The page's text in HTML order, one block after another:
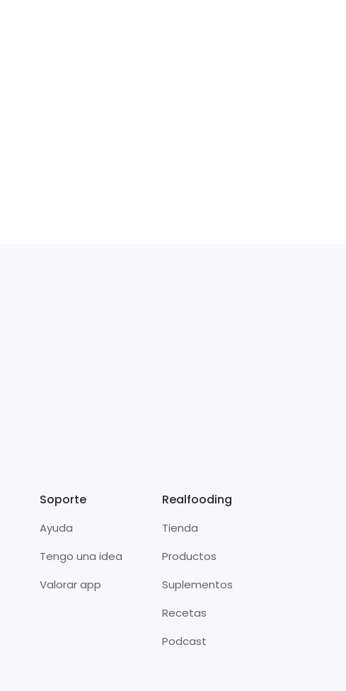
Soporte
Ayuda
Tengo una idea
Valorar app
Realfooding
Tienda
Productos
Suplementos
Recetas
Podcast